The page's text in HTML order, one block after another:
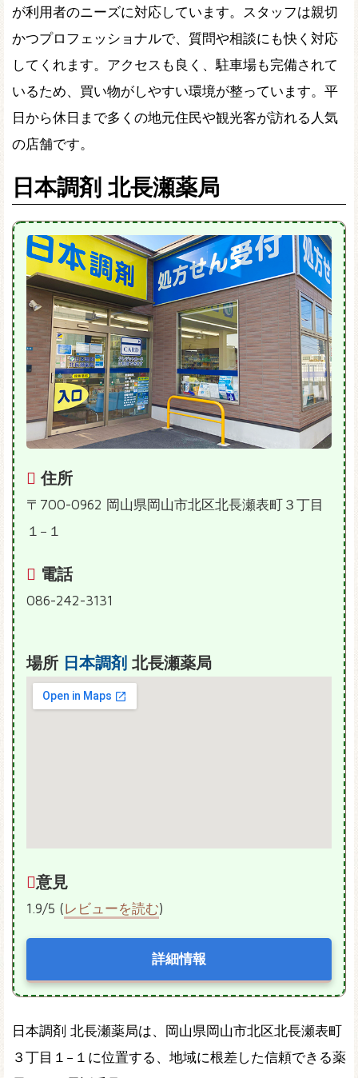
が利用者のニーズに対応しています。スタッフは親切
かつプロフェッショナルで、質問や相談にも快く対応
してくれます。アクセスも良く、駐車場も完備されて
いるため、買い物がしやすい環境が整っています。平
日から休日まで多くの地元住民や観光客が訪れる人気
の店舗です。
日本調剤 北長瀬薬局
住所
〒700-0962 岡山県岡山市北区北長瀬表町３丁目
１−１
電話
086-242-3131
場所 日本調剤 北長瀬薬局
意見
1.9/5 (レビューを読む)
詳細情報
日本調剤 北長瀬薬局は、岡山県岡山市北区北長瀬表町
３丁目１−１に位置する、地域に根差した信頼できる薬